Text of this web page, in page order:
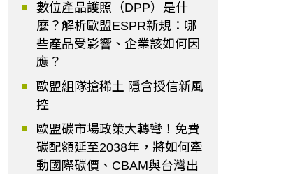
數位產品護照（DPP）是什
麼？解析歐盟ESPR新規：哪
些產品受影響、企業該如何因
應？
歐盟組隊搶稀土 隱含授信新風
控
歐盟碳市場政策大轉彎！免費
碳配額延至2038年，將如何牽
動國際碳價、CBAM與台灣出